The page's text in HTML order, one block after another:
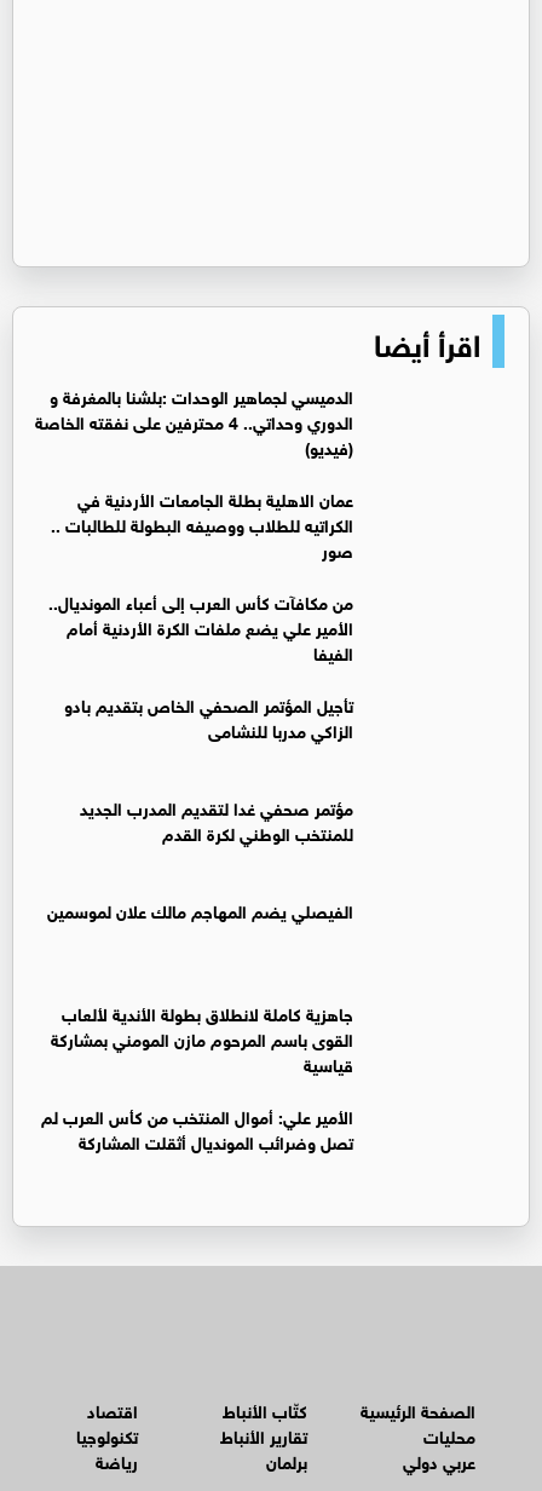
اقرأ أيضا
الدميسي لجماهير الوحدات :بلشنا بالمغرفة و
الدوري وحداتي.. 4 محترفين على نفقته الخاصة
(فيديو)
عمان الاهلية بطلة الجامعات الأردنية في
الكراتيه للطلاب ووصيفه البطولة للطالبات ..
صور
من مكافآت كأس العرب إلى أعباء المونديال..
الأمير علي يضع ملفات الكرة الأردنية أمام
الفيفا
تأجيل المؤتمر الصحفي الخاص بتقديم بادو
الزاكي مدربا للنشامى
مؤتمر صحفي غدا لتقديم المدرب الجديد
للمنتخب الوطني لكرة القدم
الفيصلي يضم المهاجم مالك علان لموسمين
جاهزية كاملة لانطلاق بطولة الأندية لألعاب
القوى باسم المرحوم مازن المومني بمشاركة
قياسية
الأمير علي: أموال المنتخب من كأس العرب لم
تصل وضرائب المونديال أثقلت المشاركة
الصفحة الرئيسية
محليات
عربي دولي
كتّاب الأنباط
تقارير الأنباط
برلمان
اقتصاد
تكنولوجيا
رياضة